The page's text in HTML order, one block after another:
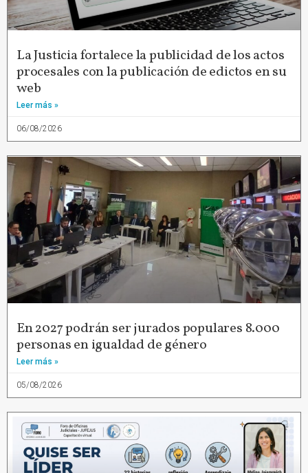
La Justicia fortalece la publicidad de los actos
procesales con la publicación de edictos en su
web
Leer más »
06/08/2026
En 2027 podrán ser jurados populares 8.000
personas en igualdad de género
Leer más »
05/08/2026